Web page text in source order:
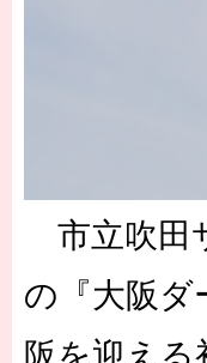
市立吹田
の『大阪ダ
阪を迎え